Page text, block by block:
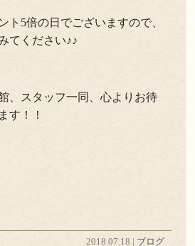
ト5倍の日でございますので、
てください♪♪
、スタッフ一同、心よりお待
す！！
2018.07.18 | ブログ